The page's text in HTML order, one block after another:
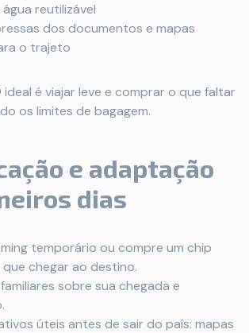
reutilizável
dos documentos e mapas
o trajeto
ideal é viajar leve e comprar o que faltar
os limites de bagagem.
e adaptação
dias
temporário ou compre um chip
que chegar ao destino.
sobre sua chegada e
úteis antes de sair do país: mapas